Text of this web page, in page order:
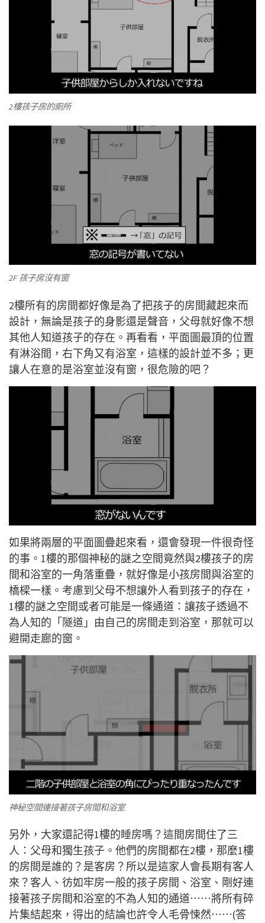
2樓孩子房的廁所
2F 孩子房沒有窗
2樓所有的房間都好像是為了把孩子的房間藏起來而
設計，無論是孩子的身影還是聲音，父母就好像不想
其他人知道孩子的存在。再看看，平面圖最頂的位置
有淋浴間，右下角又有浴室，這樣的設計並不多；更
讓人在意的是浴室並沒有窗，很危險的吧？
如果將兩層的平面圖疊起來看，還會發現一件很奇怪
的事。1樓的那個神秘的謎之空間竟然與2樓孩子的房
間和浴室的一角落重疊，就好像是小孩房間與浴室的
橋樑一樣。考慮到父母不想讓外人看到孩子的存在，
1樓的謎之空間或者可能是一條通道：讓孩子透過不
為人知的「隧道」由自己的房間走到浴室，那就可以
避開走廊的窗。
神秘空間連接著孩子房間和浴室
另外，大家還記得1樓的睡房嗎？這間房間住了三
人：父母和獨生孩子。他們的房間都在2樓，那麼1樓
的房間是誰的？是客房？所以是這家人會長期有客人
來？客人、彷如牢房一般的孩子房間、浴室、剛好連
接著孩子房間和浴室的不為人知的通道⋯⋯將所有碎
片集結起來，得出的結論也許令人毛骨悚然⋯⋯(答